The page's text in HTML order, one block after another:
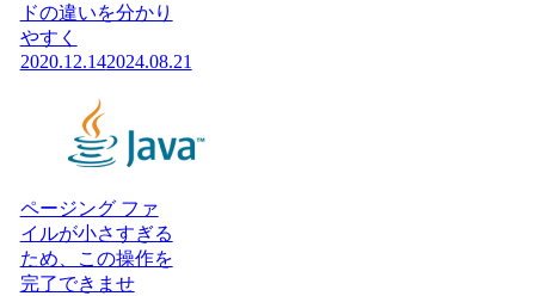
ドの違いを分かり
やすく
2020.12.142024.08.21
ページング ファ
イルが小さすぎる
ため、この操作を
完了できませ